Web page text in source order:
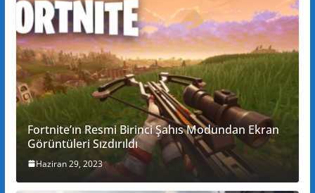
Fortnite’ın Resmi Birinci Şahıs Modundan Ekran
Görüntüleri Sızdırıldı
Haziran 29, 2023